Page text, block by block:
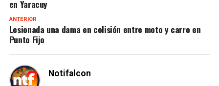
en Yaracuy
ANTERIOR
Lesionada una dama en colisión entre moto y carro en
Punto Fijo
Notifalcon